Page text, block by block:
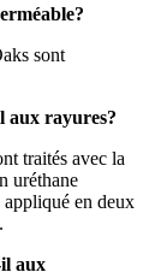
sont
aux rayures?
traités avec la
uréthane
en deux
aux